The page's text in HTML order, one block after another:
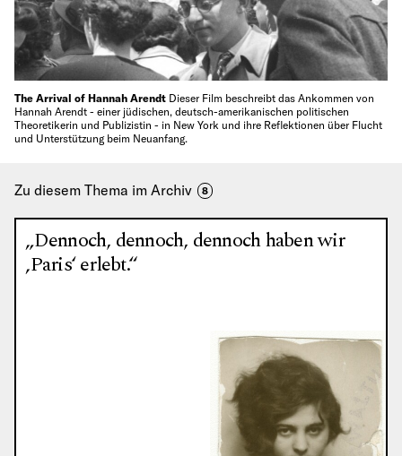
The Arrival of Hannah Arendt Dieser Film beschreibt das Ankommen von
Hannah Arendt - einer jüdischen, deutsch-amerikanischen politischen
Theoretikerin und Publizistin - in New York und ihre Reflektionen über Flucht
und Unterstützung beim Neuanfang.
Zu diesem Thema im Archiv 8
„Dennoch, dennoch, dennoch haben wir
‚Paris‘ erlebt.“